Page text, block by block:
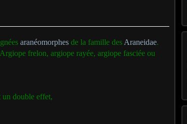
aranéomorphes de la famille des Araneidae.
frelon, argiope rayée, argiope fasciée ou
un double effet,